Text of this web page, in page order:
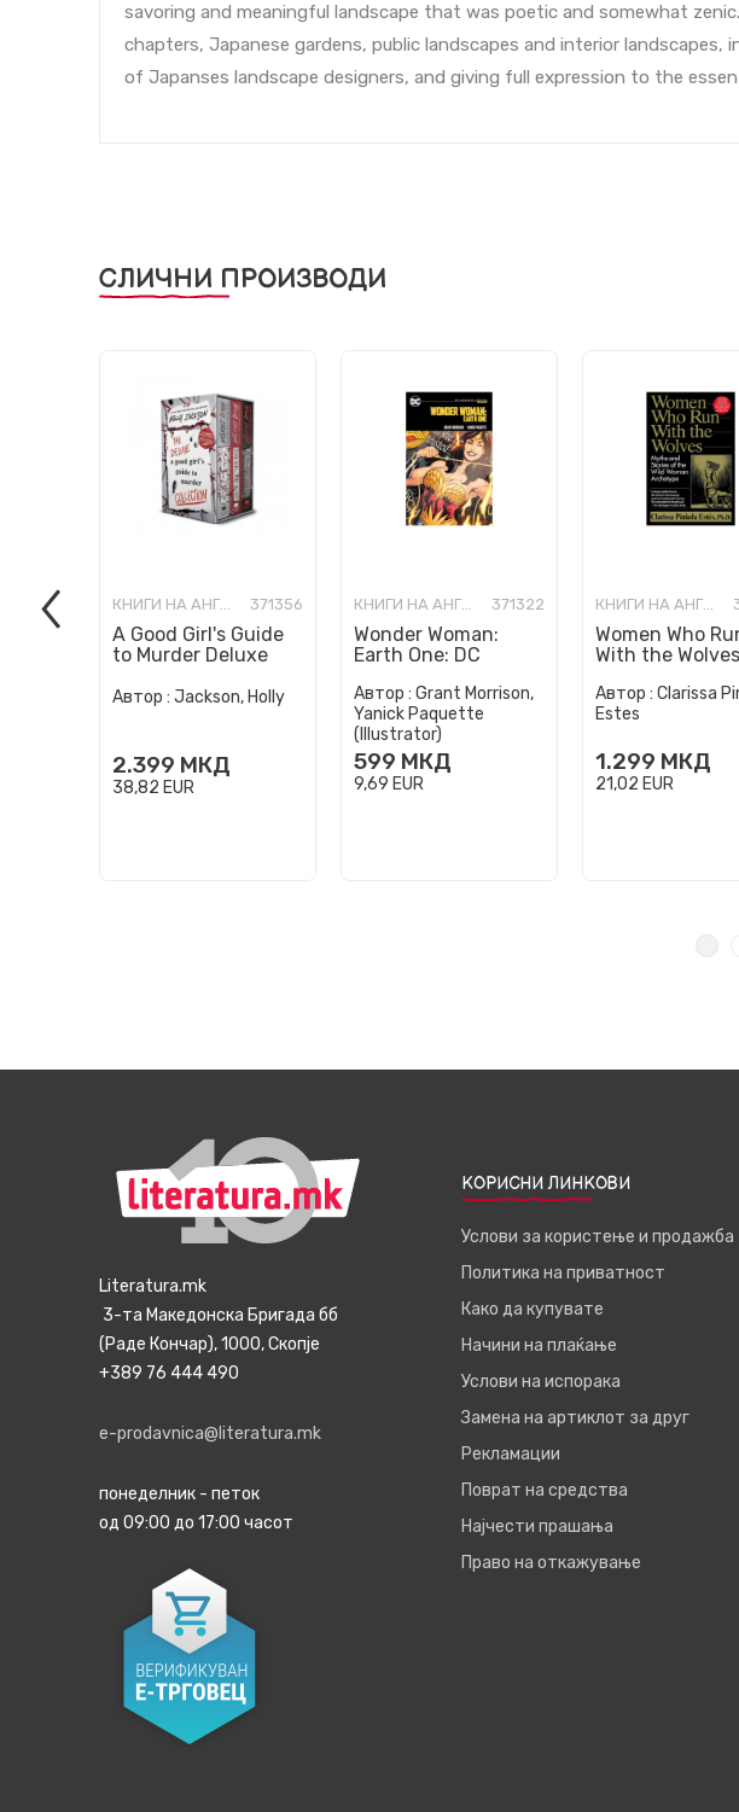
savoring and meaningful landscape that was poetic and somewhat
chapters, Japanese gardens, public landscapes and interior landscapes,
of Japanses landscape designers, and giving full expression to the essen
СЛИЧНИ ПРОИЗВОДИ
КНИГИ НА АНГЛИСКИ ЈАЗИК 371356
A Good Girl's Guide
to Murder Deluxe
Set: Special Deluxe
Автор : Jackson, Holly
2.399 МКД
38,82 EUR
КНИГИ НА АНГЛИСКИ ЈАЗИК 371322
Wonder Woman:
Earth One: DC
Edition
Автор : Grant Morrison,
Yanick Paquette
(Illustrator)
599 МКД
9,69 EUR
КНИГИ НА АНГЛИСКИ ЈАЗИК
Women Who
With the
the Wild Woman
Archetype
Автор : Clarissa
Estes
1.299 МКД
21,02 EUR
Literatura.mk
3-та Македонска Бригада бб
(Раде Кончар), 1000, Скопје
+389 76 444 490
e-prodavnica@literatura.mk
понеделник - петок
од 09:00 до 17:00 часот
КОРИСНИ ЛИНКОВИ
Услови за користење и продажба
Политика на приватност
Како да купувате
Начини на плаќање
Услови на испорака
Замена на артиклот за друг
Рекламации
Поврат на средства
Најчести прашања
Право на откажување